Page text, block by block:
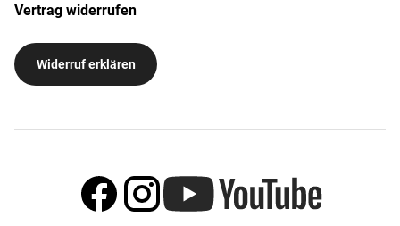
Vertrag widerrufen
Widerruf erklären